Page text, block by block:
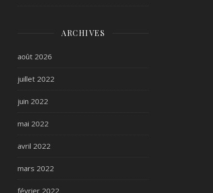
ARCHIVES
août 2026
juillet 2022
juin 2022
mai 2022
avril 2022
mars 2022
février 2022